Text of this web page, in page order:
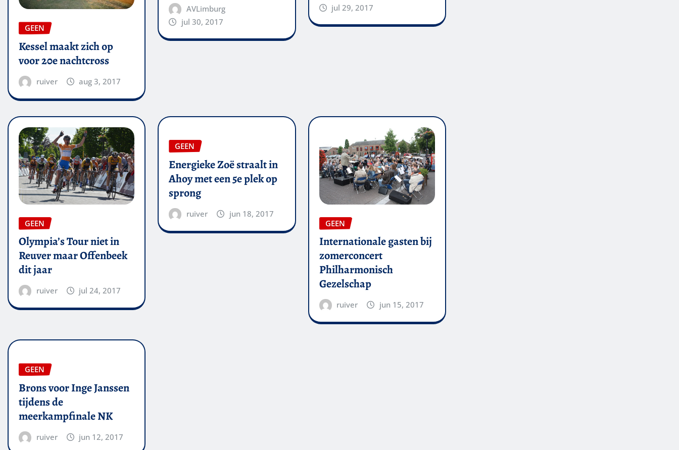
GEEN
Kessel maakt zich op
voor 20e nachtcross
ruiver aug 3, 2017
AVLimburg
jul 30, 2017
jul 29, 2017
GEEN
Olympia’s Tour niet in
Reuver maar Offenbeek
dit jaar
ruiver jul 24, 2017
GEEN
Energieke Zoë straalt in
Ahoy met een 5e plek op
sprong
ruiver
jun 18, 2017
GEEN
Internationale gasten bij
zomerconcert
Philharmonisch
Gezelschap
ruiver jun 15, 2017
GEEN
Brons voor Inge Janssen
tijdens de
meerkampfinale NK
ruiver jun 12, 2017